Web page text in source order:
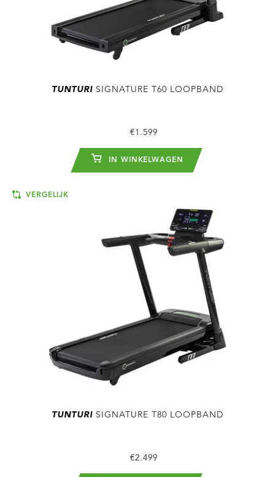
TUNTURI SIGNATURE T60 LOOPBAND
€1.599
IN WINKELWAGEN
VERGELIJK
TUNTURI SIGNATURE T80 LOOPBAND
€2.499